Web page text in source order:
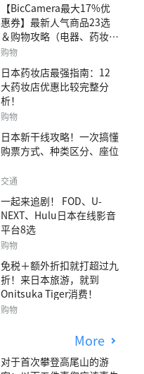
【BicCamera最大17%优
惠券】最新人气商品23选
＆购物攻略（电器、药妆、
玩具等）
购物
日本药妆店最强指南：12
大药妆店优惠比较完整分
析！
购物
日本新干线攻略！一次搞懂
购票方式、种类区分、座位
交通
一起来追剧！ FOD、U-
NEXT、Hulu日本在线影音
平台8选
购物
免税＋额外折扣就打超过九
折！来日本旅游，就到
Onitsuka Tiger消费！
购物
More
对于首次攀登高尾山的游